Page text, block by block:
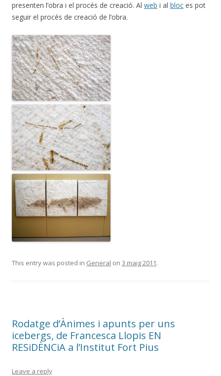
presenten l’obra i el procés de creació. Al web i al bloc es pot
seguir el procés de creació de l’obra.
This entry was posted in General on 3 maig 2011.
Rodatge d’Ànimes i apunts per uns
icebergs, de Francesca Llopis EN
RESiDÈNCiA a l’Institut Fort Pius
Leave a reply